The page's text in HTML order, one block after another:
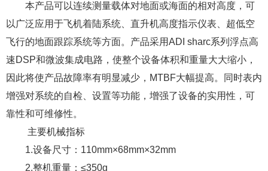
本产品可以连续测量载体对地面或海面的相对高度，可
以广泛应用于飞机着陆系统、直升机高度指示仪表、超低空
飞行的地面跟踪系统等方面。产品采用ADI sharc系列浮点高
速DSP和微波集成电路 ，使整个设备体积和重量大大缩小，
因此将使产品故障率有明显减少，MTBF大幅提高。同时表内
增强对系统的自检、设置等功能，增强了设备的实用性，可
靠性和可维修性。
主要机械指标
1.设备尺寸：110mm×68mm×32mm
2.整机重量：≤350g